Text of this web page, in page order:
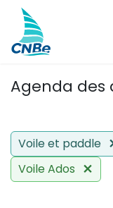
Se rendre au contenu
Agenda des
Voile et paddle
Voile Ados